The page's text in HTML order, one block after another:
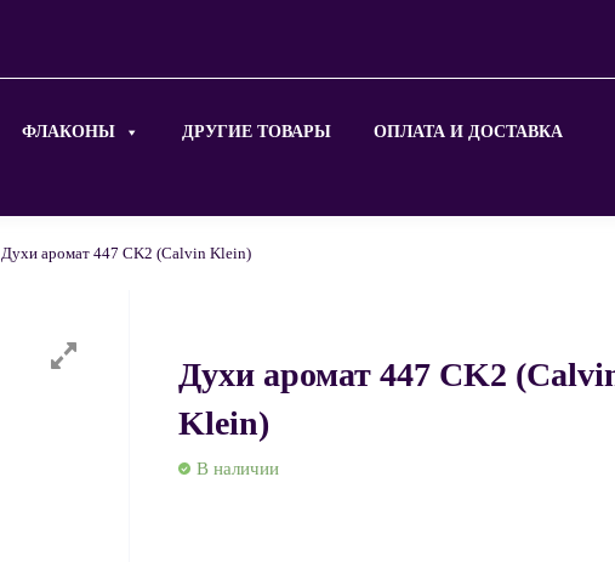
ФЛАКОНЫ ДРУГИЕ ТОВАРЫ ОПЛАТА И ДОСТАВКА
Духи аромат 447 CK2 (Calvin Klein)
Духи аромат 447 CK2
Klein)
В наличии